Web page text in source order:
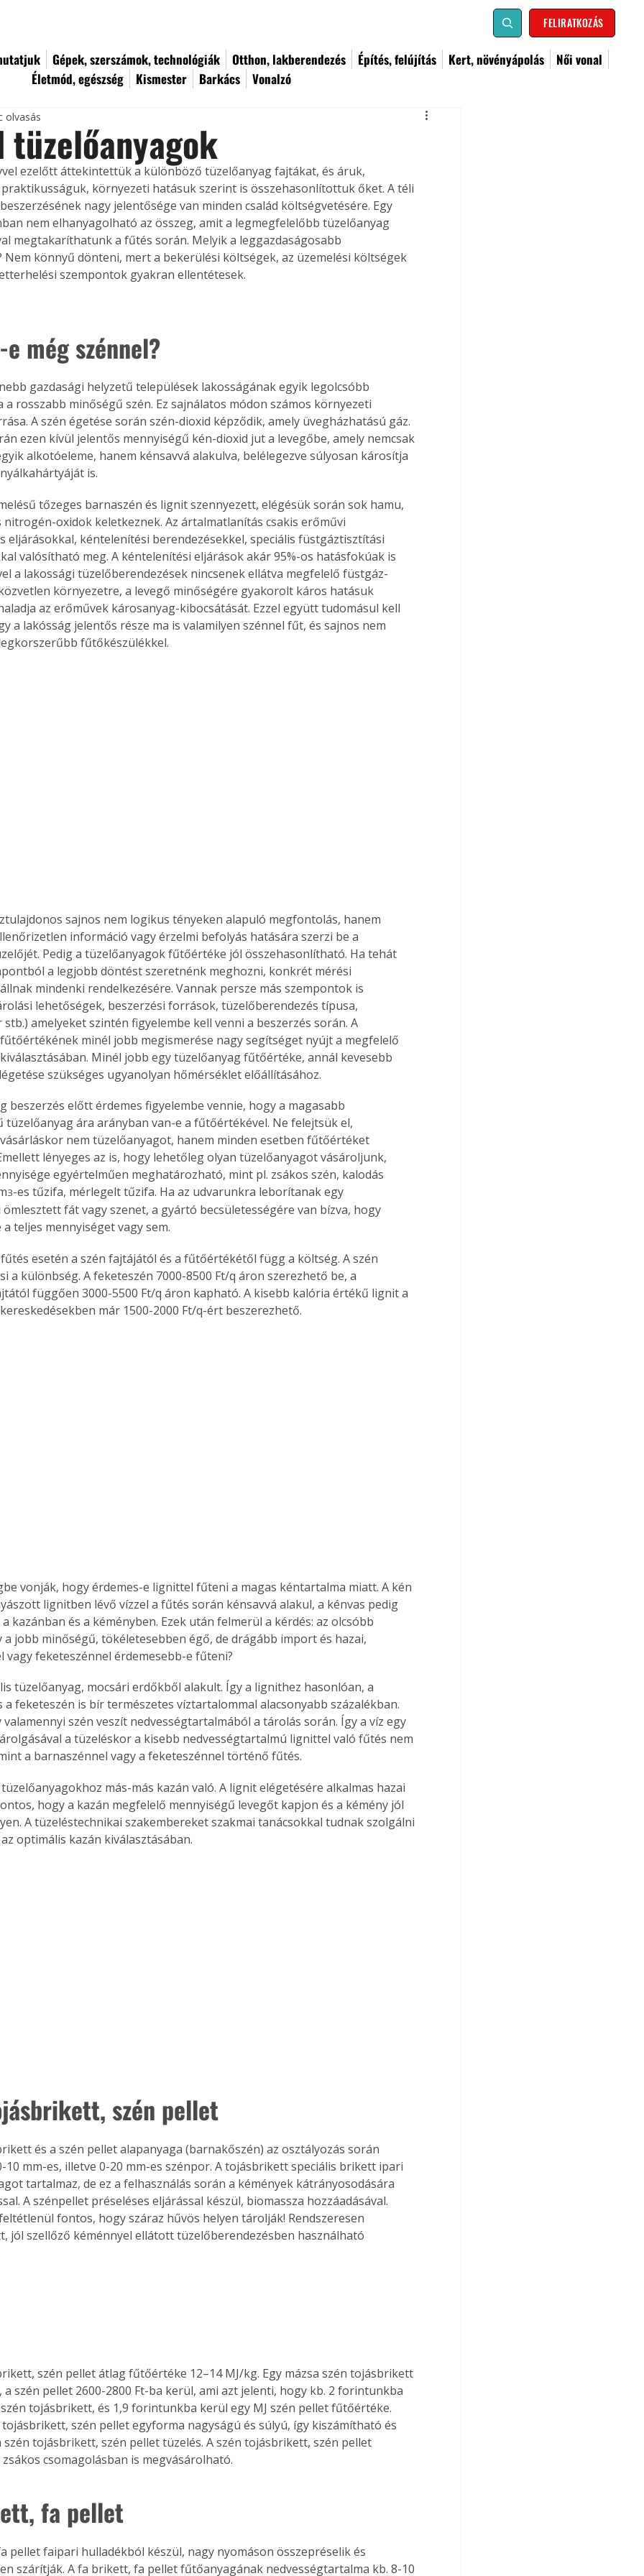
FELIRATKOZÁS
Gépek, szerszámok, technológiák Otthon, lakberendezés Építés, felújítás Kert, növényápolás
Női vonal
Életmód, egészség
Kismester Barkács Vonalzó
élve
az
A
Gyógyító növények: a
természet kincsei az
tüzelőanyagok
olvasás
ezelőtt áttekintettük a különböző tüzelőanyag fajtákat, és áruk,
környezeti hatásuk szerint is összehasonlítottuk őket. A téli
nagy jelentősége van minden család költségvetésére. Egy
nem elhanyagolható az összeg, amit a legmegfelelőbb tüzelőanyag
megtakaríthatunk a fűtés során. Melyik a leggazdasá­gosabb
Nem könnyű dönteni, mert a bekerülési költségek, az üzemelési költségek
szempontok gyakran ellentétesek.
még szénnel?
gazdasági helyzetű települések lakosságának egyik legolcsóbb
a rosszabb minőségű szén. Ez sajnálatos módon számos környezeti
A szén égetése során szén-dioxid képződik, amely üvegházhatású gáz.
ezen kívül jelentős mennyiségű kén-dioxid jut a levegőbe, amely nemcsak
alkotóeleme, hanem kénsavvá alakulva, belélegezve súlyosan károsítja
is.
tőzeges barnaszén és lignit szennyezett, elégésük során sok hamu,
nitrogén-oxidok keletkeznek. Az ártalmatlanítás csakis erőművi
eljárásokkal, kéntelenítési berendezésekkel, speciális füstgáztisztítási
valósítható meg. A kéntelenítési eljárások akár 95%-os hatásfokúak is
a lakossági tüzelőberendezések nincsenek ellátva megfelelő füstgáz-
környezetre, a levegő minőségére gyakorolt káros hatásuk
az erőművek károsanyag-kibocsátását. Ezzel együtt tudomásul kell
a lakósság jelentős része ma is valamilyen szénnel fűt, és sajnos nem
fűtőkészülékkel.
sajnos nem logikus tényeken alapuló megfontolás, hanem
információ vagy érzelmi befolyás hatására szerzi be a
Pedig a tüzelőanyagok fűtőértéke jól összehasonlítható. Ha tehát
a legjobb döntést szeretnénk meghozni, konkrét mérési
mindenki rendelkezésére. Vannak persze más szempontok is
lehetőségek, beszerzési források, tüzelőberendezés típusa,
stb.) amelyeket szintén figyelembe kell venni a beszerzés során. A
minél jobb megismerése nagy segítséget nyújt a megfelelő
Minél jobb egy tüzelőanyag fűtőértéke, annál kevesebb
szükséges ugyanolyan hőmérséklet előállításához.
beszerzés előtt érdemes figyelembe vennie, hogy a magasabb
tüzelőanyag ára arányban van-e a fűtőértékével. Ne felejtsük el,
nem tüzelőanyagot, hanem minden esetben fűtőértéket
lényeges az is, hogy lehetőleg olyan tüzelőanyagot vásároljunk,
egyértelműen meghatározható, mint pl. zsákos szén, kalodás
3-es tűzifa, mérlegelt tűzifa. Ha az udvarunkra leborítanak egy
fát vagy szenet, a gyártó becsületességére van bízva, hogy
teljes mennyiséget vagy sem.
esetén a szén fajtájától és a fűtőértékétől függ a költség. A szén
a különbség. A feketeszén 7000-8500 Ft/q áron szerezhető be, a
függően 3000-5500 Ft/q áron kapható. A kisebb kalória értékű lignit a
már 1500-2000 Ft/q-ért beszerezhető.
vonják, hogy érdemes-e lignittel fűteni a magas kéntartalma miatt. A kén
lignitben lévő vízzel a fűtés során kénsavvá alakul, a kénvas pedig
kazánban és a kéményben. Ezek után felmerül a kérdés: az olcsóbb
a jobb minőségű, tökéletesebben égő, de drágább import és hazai,
vagy feketeszénnel érdemesebb-e fűteni?
tüzelőanyag, mocsári erdőkből alakult. Így a lignithez hasonlóan, a
a feketeszén is bír természetes víztartalommal alacsonyabb százalékban.
szén veszít nedvességtartalmából a tárolás során. Így a víz egy
a tüzeléskor a kisebb nedvességtartalmú lignittel való fűtés nem
a barnaszénnel vagy a feketeszénnel történő fűtés.
más-más kazán való. A lignit elégetésére alkalmas hazai
hogy a kazán megfelelő mennyiségű levegőt kapjon és a kémény jól
A tüzeléstechnikai szakembereket szakmai tanácsokkal tudnak szolgálni
optimális kazán kiválasztásában.
szén pellet
és a szén pellet alapanyaga (barnakőszén) az osztályozás során
10 mm-es, illetve 0-20 mm-es szénpor. A tojásbrikett speciális brikett ipari
tartalmaz, de ez a felhasználás során a kémények kátrányosodására
A szénpellet préseléses eljárással készül, biomassza hozzáadásával.
fontos, hogy száraz hűvös helyen tárolják! Rendszeresen
jól szellőző kéménnyel ellátott tüzelőberendezésben használható
szén pellet átlag fűtőértéke 12–14 MJ/kg. Egy mázsa szén tojásbrikett
a szén pellet 2600-2800 Ft-ba kerül, ami azt jelenti, hogy kb. 2 forintunkba
tojásbrikett, és 1,9 forintunkba kerül egy MJ szén pellet fűtőértéke.
szén pellet egyforma nagyságú és súlyú, így kiszámítható és
szén tojásbrikett, szén pellet tüzelés. A szén tojásbrikett, szén pellet
csomagolásban is megvásárolható.
fa pellet
pellet faipari hulladékból készül, nagy nyomáson összepréselik és
szárítják. A fa brikett, fa pellet fűtőanyagának nedvességtartalma kb. 8-10